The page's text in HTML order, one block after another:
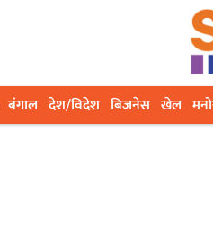
बंगाल देश/विदेश बिजनेस खेल